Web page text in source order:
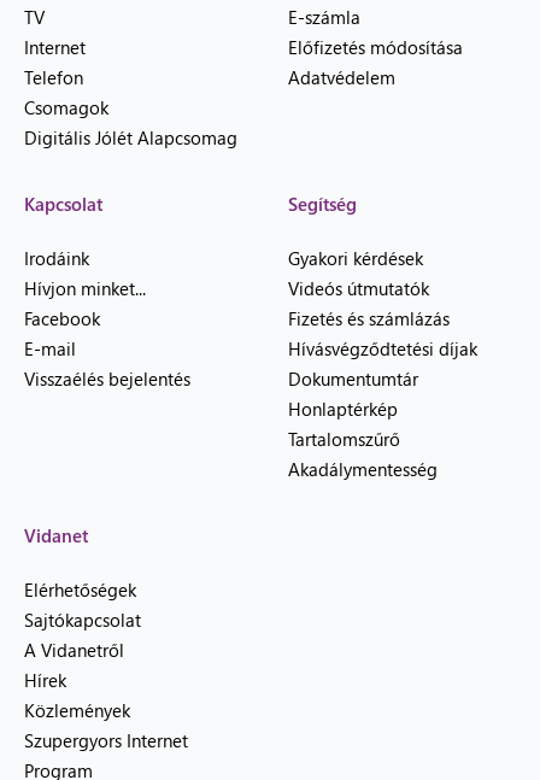
TV
Internet
Telefon
Csomagok
Digitális Jólét Alapcsomag
E-számla
Előfizetés módosítása
Adatvédelem
Kapcsolat
Irodáink
Hívjon minket...
Facebook
E-mail
Visszaélés bejelentés
Segítség
Gyakori kérdések
Videós útmutatók
Fizetés és számlázás
Hívásvégződtetési díjak
Dokumentumtár
Honlaptérkép
Tartalomszűrő
Akadálymentesség
Vidanet
Elérhetőségek
Sajtókapcsolat
A Vidanetről
Hírek
Közlemények
Szupergyors Internet
Program